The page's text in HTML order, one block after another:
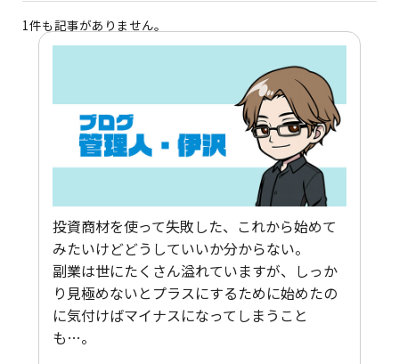
1件も記事がありません。
投資商材を使って失敗した、これから始めて
みたいけどどうしていいか分からない。
副業は世にたくさん溢れていますが、しっか
り見極めないとプラスにするために始めたの
に気付けばマイナスになってしまうこと
も…。